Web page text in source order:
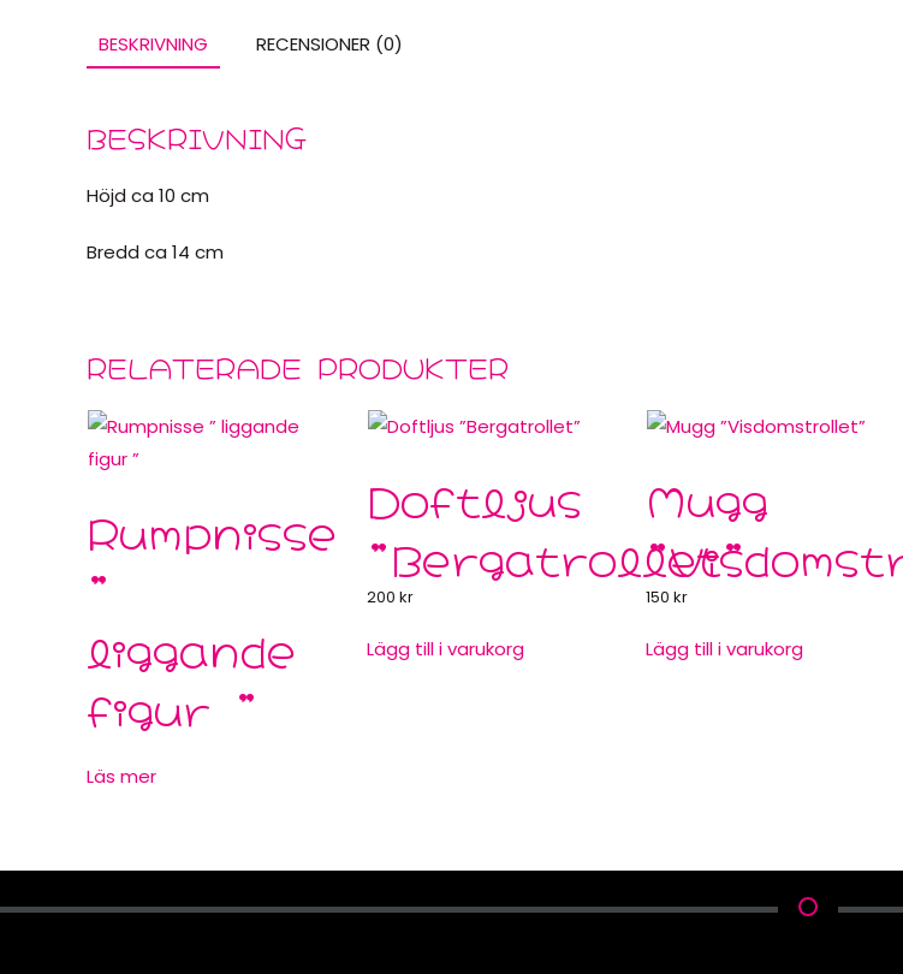
BESKRIVNING RECENSIONER (0)
BESKRIVNING
Höjd ca 10 cm
Bredd ca 14 cm
RELATERADE PRODUKTER
Rumpnisse
”
liggande
figur ”
Läs mer
Doftljus
”Bergatrollet”
200 kr
Lägg till i varukorg
Mugg
150 kr
Lägg till i varukorg